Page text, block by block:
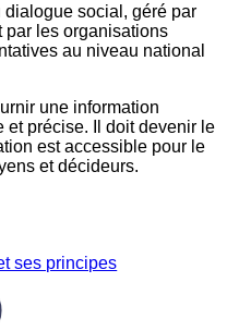
dialogue social, géré par
par les organisations
au niveau national
une information
et précise. Il doit devenir le
est accessible pour le
et décideurs.
ses principes